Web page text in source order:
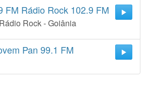
FM Rádio Rock 102.9 FM
Rock - Goiânia
Pan 99.1 FM